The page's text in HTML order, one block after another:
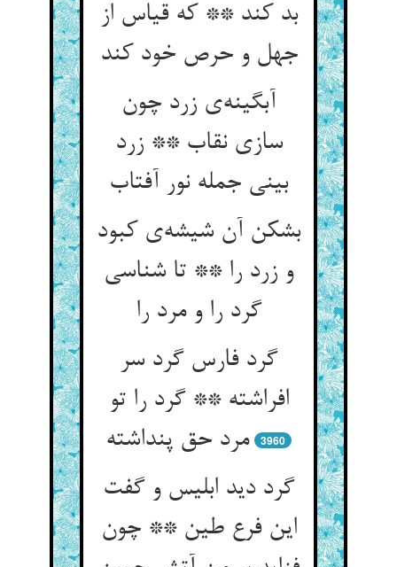
بد کند ** که قیاس از
جهل و حرص خود کند
آبگینه‌‌ی زرد چون
سازی نقاب ** زرد
بشکن آن شیشه‌‌ی کبود
و زرد را ** تا شناسی
گرد را و مرد را
گرد فارس گرد سر
افراشته ** گرد را تو
3960
گرد دید ابلیس و گفت
این فرع طین ** چون